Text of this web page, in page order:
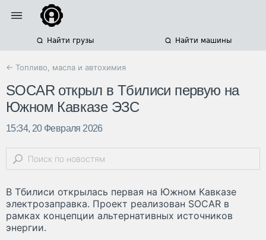
Найти грузы Найти машины
← Топливо, масла и автохимия
SOCAR открыл в Тбилиси первую на
Южном Кавказе ЭЗС
15:34, 20 Февраля 2026
В Тбилиси открылась первая на Южном Кавказе
электрозаправка. Проект реализован SOCAR в
рамках концепции альтернативных источников
энергии.